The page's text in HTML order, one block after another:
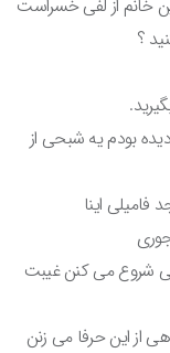
خانم از لفی خسراست
؟
بودم یه شبحی از
اینا
شروع می کنن غیبت
از این حرفا می زنن